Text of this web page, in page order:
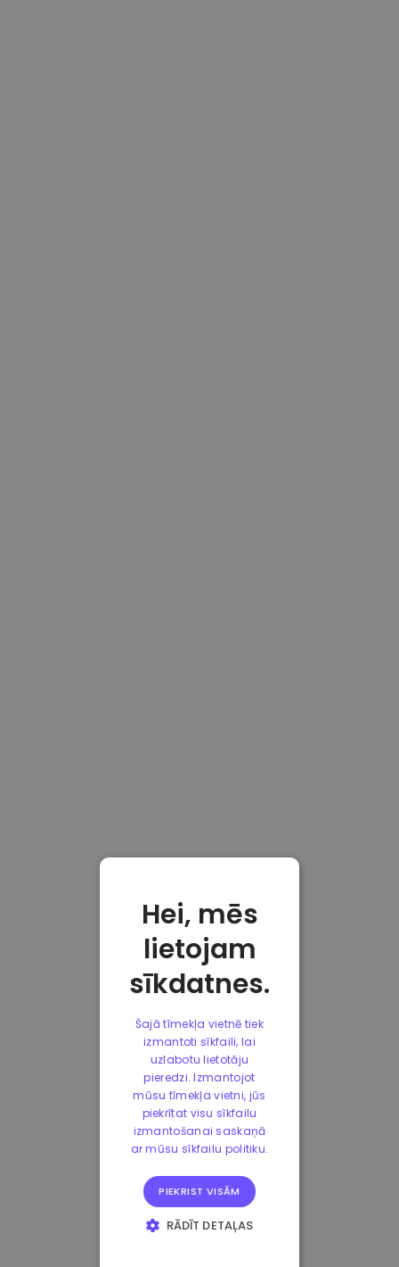
Hei, mēs
lietojam
sīkdatnes.
Šajā tīmekļa vietnē tiek
izmantoti sīkfaili, lai
uzlabotu lietotāju
pieredzi. Izmantojot
mūsu tīmekļa vietni, jūs
piekrītat visu sīkfailu
izmantošanai saskaņā
ar mūsu sīkfailu politiku.
PIEKRIST VISĀM
RĀDĪT DETAĻAS